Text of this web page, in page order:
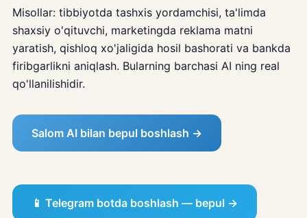
Misollar: tibbiyotda tashxis yordamchisi, ta'limda
shaxsiy o'qituvchi, marketingda reklama matni
yaratish, qishloq xo'jaligida hosil bashorati va bankda
firibgarlikni aniqlash. Bularning barchasi AI ning real
qo'llanilishidir.
Salom AI bilan bepul boshlash →
📱 Telegram botda boshlash — bepul →